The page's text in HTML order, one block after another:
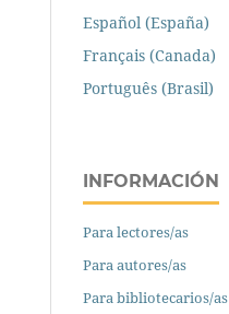
Español (España)
Français (Canada)
Português (Brasil)
INFORMACIÓN
Para lectores/as
Para autores/as
Para bibliotecarios/as